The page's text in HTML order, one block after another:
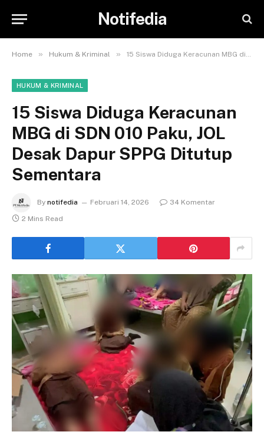
Notifedia
Home » Hukum & Kriminal » 15 Siswa Diduga Keracunan MBG di SDN 010 Paku, JOL Desak Dapur SPPG Ditutup Sementara
HUKUM & KRIMINAL
15 Siswa Diduga Keracunan
MBG di SDN 010 Paku, JOL
Desak Dapur SPPG Ditutup
Sementara
By notifedia Februari 14, 2026
34 Komentar
2 Mins Read